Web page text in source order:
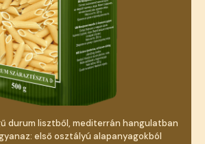
durum lisztből, mediterrán hangulatban
első osztályú alapanyagokból